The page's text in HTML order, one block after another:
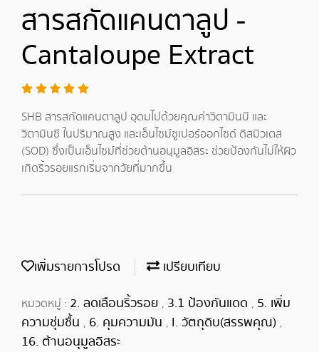
สารสกัดแคนตาลูป -
Cantaloupe Extract
SHB สารสกัดแคนตาลูป อุดมไปด้วยคุณค่าวิตามินบี และ
วิตามินซี ในปริมาณสูง และเอ็นไซม์ซูเปอร์ออกไซด์ ดิสมิวเตส
(SOD) ซึ่งเป็นเอ็นไซม์ที่ช่วยต้านอนุมูลอิสระ ช่วยป้องกันไม่ให้ผิว
เกิดริ้วรอยแรกเริ่มจากวัยที่มากขึ้น
เพิ่มรายการโปรด เปรียบเทียบ
หมวดหมู่ : 2. ลดเลือนริ้วรอย , 3.1 ป้องกันแดด , 5. เพิ่ม
ความชุ่มชื้น , 6. คุมความมัน , I. วัตถุดิบ(สรรพคุณ) ,
16. ต้านอนุมูลอิสระ